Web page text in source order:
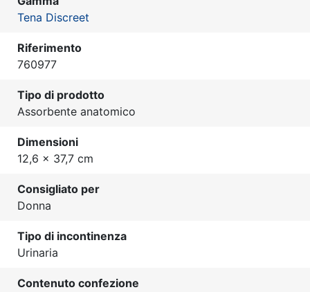
Tena Discreet
Riferimento
760977
Tipo di prodotto
Assorbente anatomico
Dimensioni
12,6 x 37,7 cm
Consigliato per
Donna
Tipo di incontinenza
Urinaria
Contenuto confezione